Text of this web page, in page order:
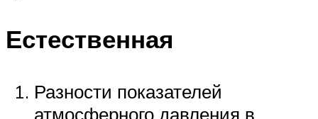
Естественная
Разности показателей
атмосферного давления в